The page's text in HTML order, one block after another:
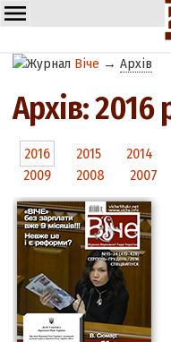
Віче →Архів
Архів: 2016
2016 2015 2014
2009
2008 2007